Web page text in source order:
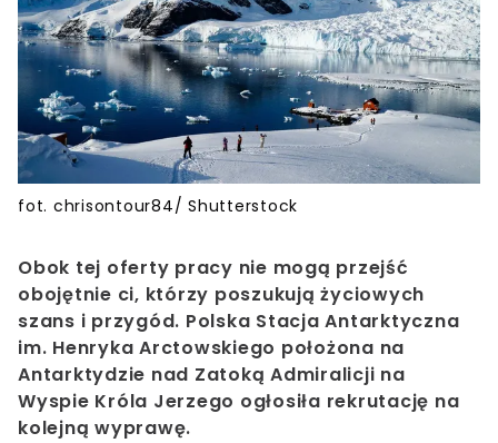
fot. chrisontour84/ Shutterstock
Obok tej oferty pracy nie mogą przejść
obojętnie ci, którzy poszukują życiowych
szans i przygód. Polska Stacja Antarktyczna
im. Henryka Arctowskiego położona na
Antarktydzie nad Zatoką Admiralicji na
Wyspie Króla Jerzego ogłosiła rekrutację na
kolejną wyprawę.